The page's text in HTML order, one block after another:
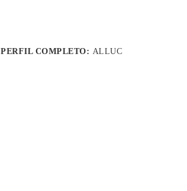
PERFIL COMPLETO: ALLUC